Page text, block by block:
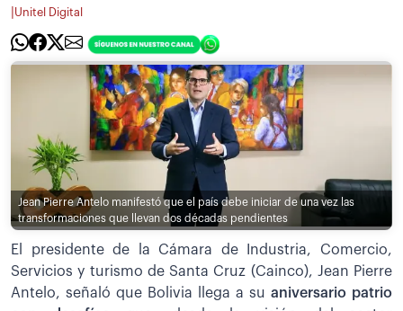
Unitel Digital
Jean Pierre Antelo manifestó que el país debe iniciar de una vez las
transformaciones que llevan dos décadas pendientes
El presidente de la Cámara de Industria, Comercio,
Servicios y turismo de Santa Cruz (Cainco), Jean Pierre
Antelo, señaló que Bolivia llega a su aniversario patrio